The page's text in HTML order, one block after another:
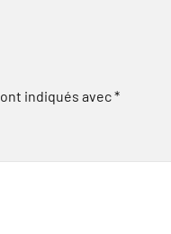
indiqués avec*